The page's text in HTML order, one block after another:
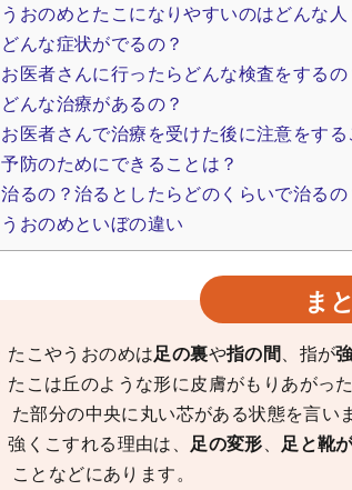
うおのめとたこになりやすいのはどんな人
どんな症状がでるの？
お医者さんに行ったらどんな検査をするの
どんな治療があるの？
お医者さんで治療を受けた後に注意をす
予防のためにできることは？
治るの？治るとしたらどのくらいで治るの
うおのめといぼの違い
ま
たこやうおのめは足の裏や指の間、指が
たこは丘のような形に皮膚がもりあがっ
た部分の中央に丸い芯がある状態を言いま
強くこすれる理由は、 足の変形、 足と靴
ことなどにあります。